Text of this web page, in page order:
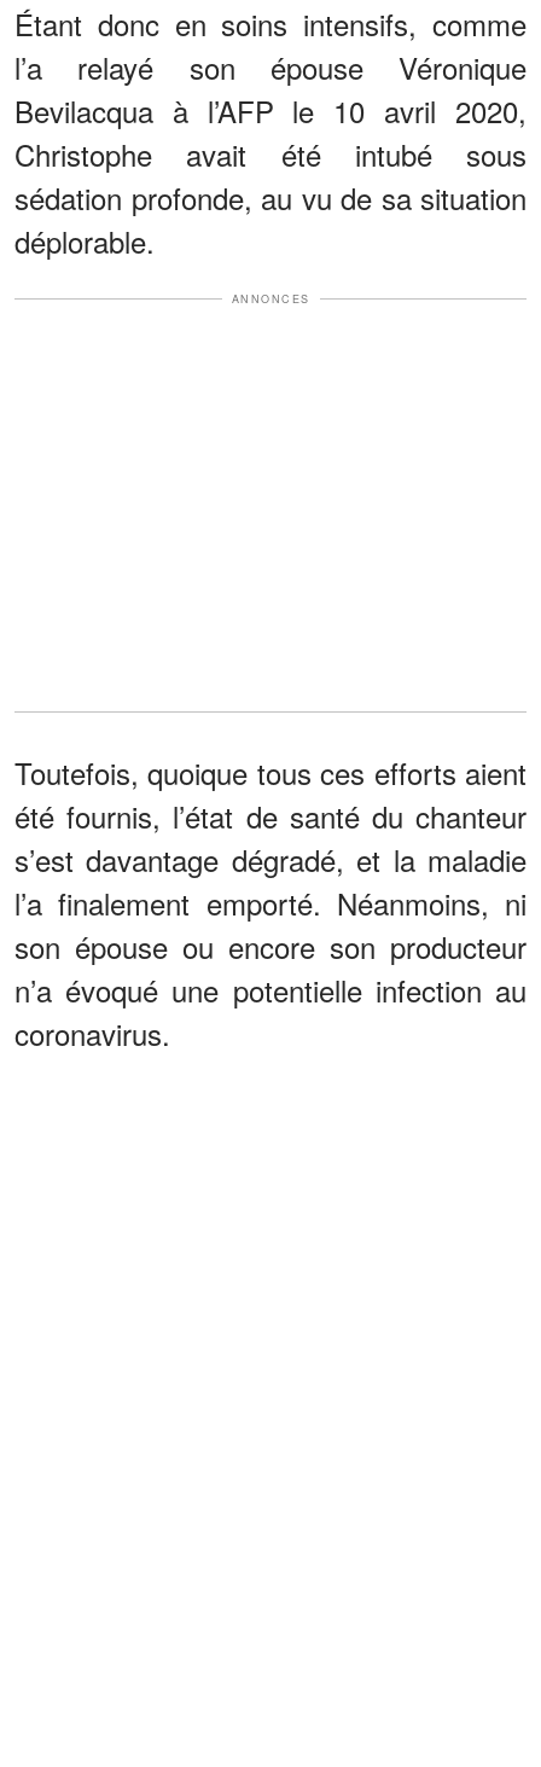
Étant donc en soins intensifs, comme
l’a relayé son épouse Véronique
Bevilacqua à l’AFP le 10 avril 2020,
Christophe avait été intubé sous
sédation profonde, au vu de sa situation
déplorable.
ANNONCES
Toutefois, quoique tous ces efforts aient
été fournis, l’état de santé du chanteur
s’est davantage dégradé, et la maladie
l’a finalement emporté. Néanmoins, ni
son épouse ou encore son producteur
n’a évoqué une potentielle infection au
coronavirus.